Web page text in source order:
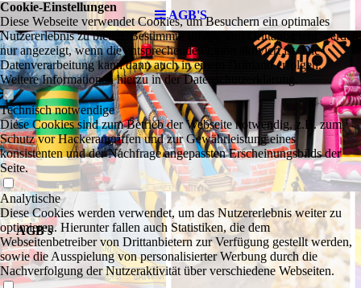
AGB'S
AGB's
Cookie-Einstellungen
Diese Webseite verwendet Cookies, um Besuchern ein optimales
Nutzererlebnis zu bieten. Bestimmte Inhalte von Drittanbietern werden
nur angezeigt, wenn die entsprechende Option aktiviert ist. Die
Datenverarbeitung kann dann auch in einem Drittland erfolgen.
Weitere Informationen hierzu in der Datenschutzerklärung.
Technisch notwendige
Diese Cookies sind zum Betrieb der Webseite notwendig, z.B. zum
Schutz vor Hackerangriffen und zur Gewährleistung eines
konsistenten und der Nachfrage angepassten Erscheinungsbilds der
Seite.
Analytische
Diese Cookies werden verwendet, um das Nutzererlebnis weiter zu
optimieren. Hierunter fallen auch Statistiken, die dem
Webseitenbetreiber von Drittanbietern zur Verfügung gestellt werden,
sowie die Ausspielung von personalisierter Werbung durch die
Nachverfolgung der Nutzeraktivität über verschiedene Webseiten.